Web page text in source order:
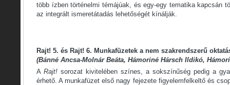
több ízben történelmi témájúak, és egy-egy tematika kapcsán
az integrált ismeretátadás lehetőségét kínálják.
Rajt! 5. és Rajt! 6. Munkafüzetek a nem szakrendszerű
(Bánné Ancsa-Molnár Beáta, Hámoriné Hársch Ildikó,
A Rajt! sorozat kivitelében színes, a sokszínűség pedig a
érhető. A munkafüzet első nagy fejezete figyelemfelkeltő és